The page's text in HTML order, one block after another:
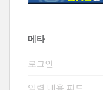
메타
로그인
입력 내용 피드